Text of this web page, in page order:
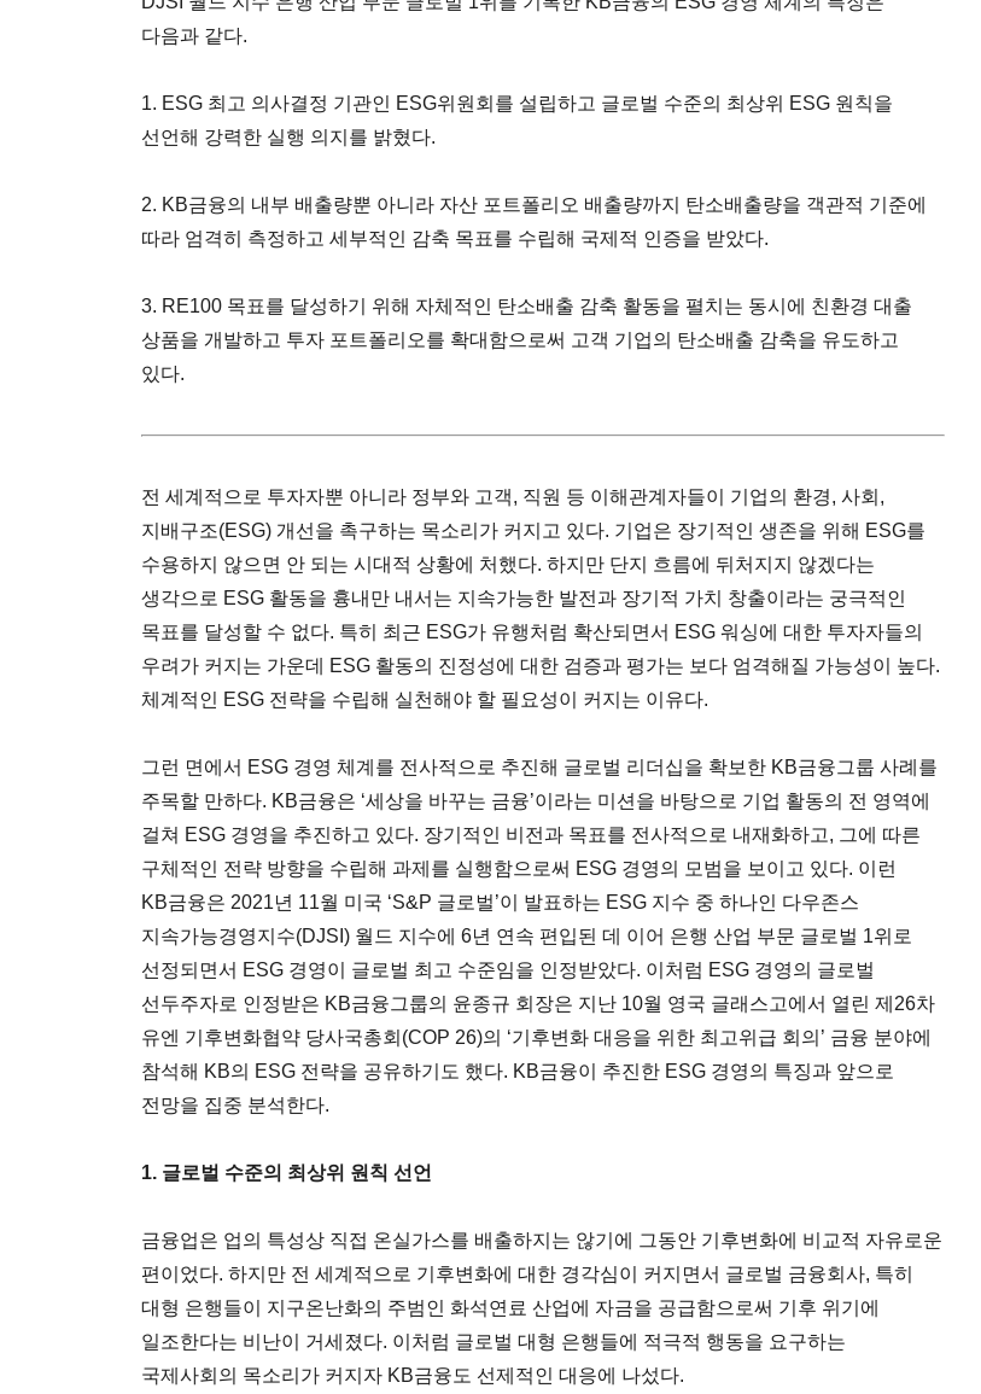
다음과 같다.
1. ESG 최고 의사결정 기관인 ESG위원회를 설립하고 글로벌 수준의 최상위 ESG 원칙을
선언해 강력한 실행 의지를 밝혔다.
2. KB금융의 내부 배출량뿐 아니라 자산 포트폴리오 배출량까지 탄소배출량을 객관적 기준에
따라 엄격히 측정하고 세부적인 감축 목표를 수립해 국제적 인증을 받았다.
3. RE100 목표를 달성하기 위해 자체적인 탄소배출 감축 활동을 펼치는 동시에 친환경 대출
상품을 개발하고 투자 포트폴리오를 확대함으로써 고객 기업의 탄소배출 감축을 유도하고
있다.
전 세계적으로 투자자뿐 아니라 정부와 고객, 직원 등 이해관계자들이 기업의 환경, 사회,
지배구조(ESG) 개선을 촉구하는 목소리가 커지고 있다. 기업은 장기적인 생존을 위해 ESG를
수용하지 않으면 안 되는 시대적 상황에 처했다. 하지만 단지 흐름에 뒤처지지 않겠다는
생각으로 ESG 활동을 흉내만 내서는 지속가능한 발전과 장기적 가치 창출이라는 궁극적인
목표를 달성할 수 없다. 특히 최근 ESG가 유행처럼 확산되면서 ESG 워싱에 대한 투자자들의
우려가 커지는 가운데 ESG 활동의 진정성에 대한 검증과 평가는 보다 엄격해질 가능성이 높다.
체계적인 ESG 전략을 수립해 실천해야 할 필요성이 커지는 이유다.
그런 면에서 ESG 경영 체계를 전사적으로 추진해 글로벌 리더십을 확보한 KB금융그룹 사례를
주목할 만하다. KB금융은 ‘세상을 바꾸는 금융’이라는 미션을 바탕으로 기업 활동의 전 영역에
걸쳐 ESG 경영을 추진하고 있다. 장기적인 비전과 목표를 전사적으로 내재화하고, 그에 따른
구체적인 전략 방향을 수립해 과제를 실행함으로써 ESG 경영의 모범을 보이고 있다. 이런
KB금융은 2021년 11월 미국 ‘S&P 글로벌’이 발표하는 ESG 지수 중 하나인 다우존스
지속가능경영지수(DJSI) 월드 지수에 6년 연속 편입된 데 이어 은행 산업 부문 글로벌 1위로
선정되면서 ESG 경영이 글로벌 최고 수준임을 인정받았다. 이처럼 ESG 경영의 글로벌
선두주자로 인정받은 KB금융그룹의 윤종규 회장은 지난 10월 영국 글래스고에서 열린 제26차
유엔 기후변화협약 당사국총회(COP 26)의 ‘기후변화 대응을 위한 최고위급 회의’ 금융 분야에
참석해 KB의 ESG 전략을 공유하기도 했다. KB금융이 추진한 ESG 경영의 특징과 앞으로
전망을 집중 분석한다.
1. 글로벌 수준의 최상위 원칙 선언
금융업은 업의 특성상 직접 온실가스를 배출하지는 않기에 그동안 기후변화에 비교적 자유로운
편이었다. 하지만 전 세계적으로 기후변화에 대한 경각심이 커지면서 글로벌 금융회사, 특히
대형 은행들이 지구온난화의 주범인 화석연료 산업에 자금을 공급함으로써 기후 위기에
일조한다는 비난이 거세졌다. 이처럼 글로벌 대형 은행들에 적극적 행동을 요구하는
국제사회의 목소리가 커지자 KB금융도 선제적인 대응에 나섰다.